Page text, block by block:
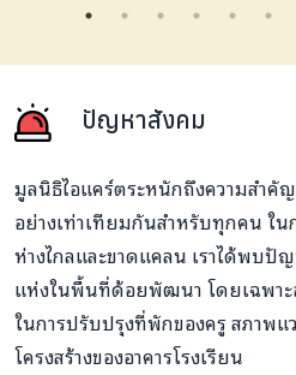
ปัญหาสังคม
มูลนิธิไอแคร์ตระหนักถึงความสำคัญ
อย่างเท่าเทียมกันสำหรับทุกคน ใ
ห่างไกลและขาดแคลน เราได้พบปั
แห่งในพื้นที่ด้อยพัฒนา โดยเฉพาะ
ในการปรับปรุงที่พักของครู สภาพแ
โครงสร้างของอาคารโรงเรียน